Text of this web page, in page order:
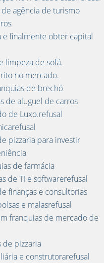
agência de turismo
e finalmente obter capital
limpeza de sofá.
no mercado.
de brechó
de aluguel de carros
de Luxo.refusal
pizzaria para investir
de farmácia
de TI e softwarerefusal
finanças e consultorias
e malasrefusal
franquias de mercado de
de pizzaria
e construtorarefusal